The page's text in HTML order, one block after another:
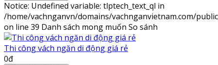
Notice: Undefined variable: tlptech_text_ql in
/home/vachnganvn/domains/vachnganvietnam.com/
on line 39 Danh sách mong muốn So sánh
Thi công vách ngăn di động giá rẻ
0đ